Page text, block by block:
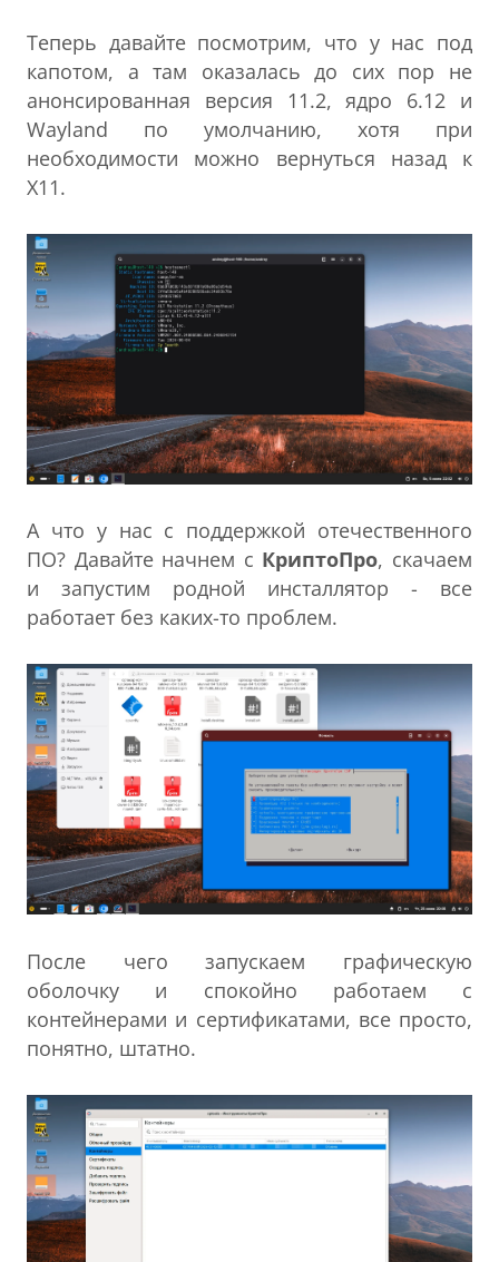
Теперь давайте посмотрим, что у нас под
капотом, а там оказалась до сих пор не
анонсированная версия 11.2, ядро 6.12 и
Wayland по умолчанию, хотя при
необходимости можно вернуться назад к
X11.
А что у нас с поддержкой отечественного
ПО? Давайте начнем с КриптоПро, скачаем
и запустим родной инсталлятор - все
работает без каких-то проблем.
После чего запускаем графическую
оболочку и спокойно работаем с
контейнерами и сертификатами, все просто,
понятно, штатно.